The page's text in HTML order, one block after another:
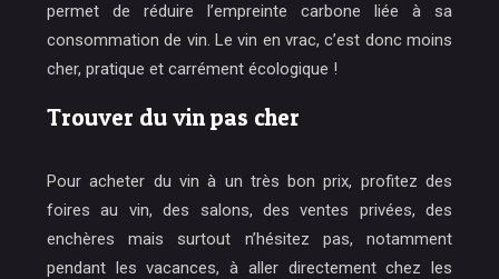
permet de réduire l’empreinte carbone liée à sa
consommation de vin. Le vin en vrac, c’est donc moins
cher, pratique et carrément écologique !
Trouver du vin pas cher
Pour acheter du vin à un très bon prix, profitez des
foires au vin, des salons, des ventes privées, des
enchères mais surtout n’hésitez pas, notamment
pendant les vacances, à aller directement chez les